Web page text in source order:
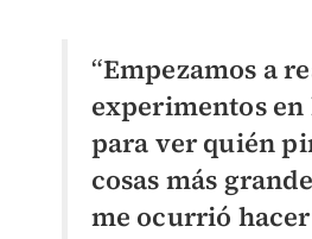
“Empezamos a
experimentos en
para ver quién
cosas más
me ocurrió